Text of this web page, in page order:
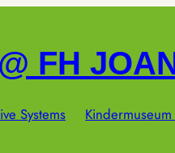
FH
Systems